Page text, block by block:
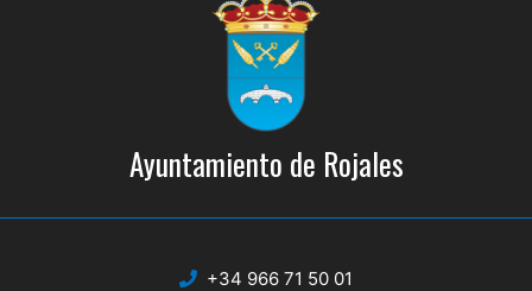
Ayuntamiento de Rojales
+34 966 71 50 01